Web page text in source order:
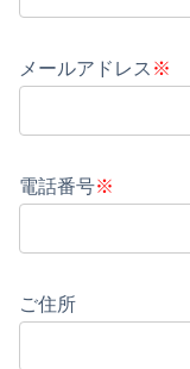
メールアドレス ※
電話番号※
ご住所